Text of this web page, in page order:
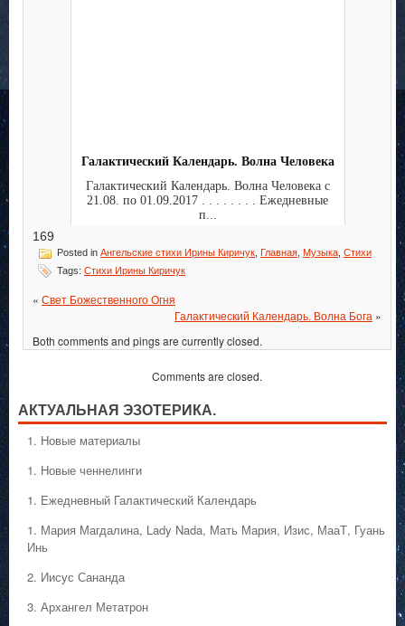
Галактический Календарь. Волна Человека
Галактический Календарь. Волна Человека с
21.08. по 01.09.2017 . . . . . . . . Ежедневные
п...
169
Posted in Ангельские стихи Ирины Киричук Главная Музыка Стихи
Tags: Стихи Ирины Киричук
« Свет Божественного Огня
Галактический Календарь. Волна Бога »
Both comments and pings are currently closed.
Comments are closed.
АКТУАЛЬНАЯ ЭЗОТЕРИКА.
1. Hовые материалы
1. Hовые ченнелинги
1. Ежедневный Галактический Календарь
1. Мария Магдалина, Lady Nada, Мать Мария, Изис, МааТ, Гуань
Инь
2. Иисус Сананда
3. Архангел Метатрон